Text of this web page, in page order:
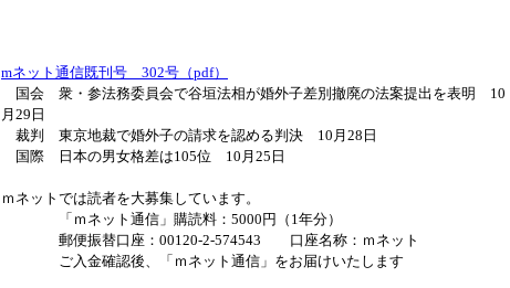
mネット通信既刊号 302号（pdf）
国会 衆・参法務委員会で谷垣法相が婚外子差別撤廃の法案提出を表明 10
月29日
裁判 東京地裁で婚外子の請求を認める判決 10月28日
国際 日本の男女格差は105位 10月25日
ｍネットでは読者を大募集しています。
「ｍネット通信」購読料：5000円（1年分）
郵便振替口座：00120-2-574543 口座名称：ｍネット
ご入金確認後、「ｍネット通信」をお届けいたします